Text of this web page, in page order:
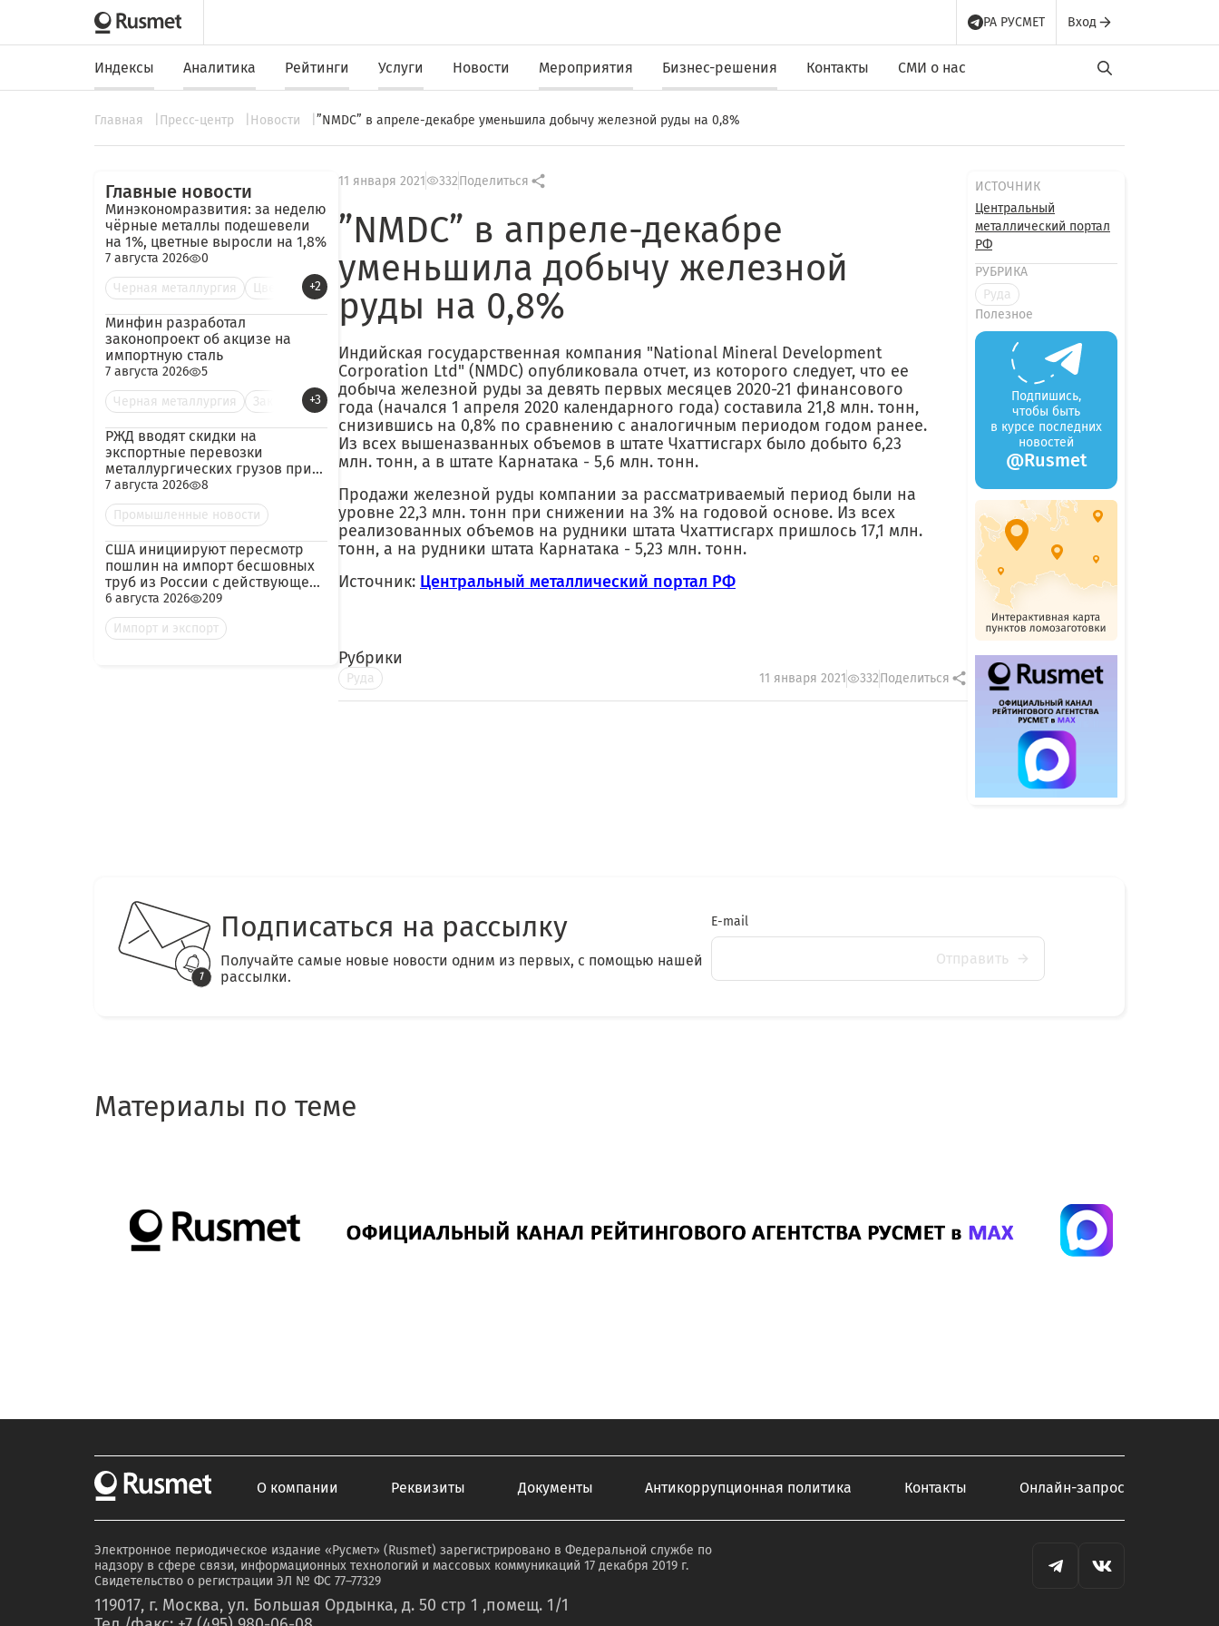
РА РУСМЕТ Вход
Индексы Аналитика Рейтинги Услуги Новости Мероприятия Бизнес-решения Контакты СМИ о нас
Главная Пресс-центр Новости ”NMDC” в апреле-декабре уменьшила добычу железной руды на 0,8%
Главные новости
Минэкономразвития: за неделю
чёрные металлы подешевели
на 1%, цветные выросли на 1,8%
7 августа 2026
0
Черная металлургия
Цве +2
Минфин разработал
законопроект об акцизе на
импортную сталь
7 августа 2026
5
Черная металлургия
Зак +3
РЖД вводят скидки на
экспортные перевозки
металлургических грузов при
гарантированных объёмах
7 августа 2026
8
Промышленные новости
США инициируют пересмотр
пошлин на импорт бесшовных
труб из России с действующей
ставкой 209,72%
6 августа 2026
209
Импорт и экспорт
11 января 2021 332Поделиться
”NMDC” в апреле-декабре
уменьшила добычу железной
руды на 0,8%
Индийская государственная компания "National Mineral Development
Corporation Ltd" (NMDC) опубликовала отчет, из которого следует, что ее
добыча железной руды за девять первых месяцев 2020-21 финансового
года (начался 1 апреля 2020 календарного года) составила 21,8 млн. тонн,
снизившись на 0,8% по сравнению с аналогичным периодом годом ранее.
Из всех вышеназванных объемов в штате Чхаттисгарх было добыто 6,23
млн. тонн, а в штате Карнатака - 5,6 млн. тонн.
Продажи железной руды компании за рассматриваемый период были на
уровне 22,3 млн. тонн при снижении на 3% на годовой основе. Из всех
реализованных объемов на рудники штата Чхаттисгарх пришлось 17,1 млн.
тонн, а на рудники штата Карнатака - 5,23 млн. тонн.
Источник: Центральный металлический портал РФ
Рубрики
Руда 11 января 2021 332Поделиться
ИСТОЧНИК
Центральный
металлический портал
РФ
РУБРИКА
Руда
Полезное
Подпишись,
чтобы быть
в курсе последних
новостей
@Rusmet
Подписаться на рассылку
Получайте самые новые новости одним из первых, с помощью нашей
рассылки.
E-mail
Отправить
Материалы по теме
О компании Реквизиты Документы Антикоррупционная политика Контакты Онлайн-запрос
Электронное периодическое издание «Русмет» (Rusmet) зарегистрировано в Федеральной службе по
надзору в сфере связи, информационных технологий и массовых коммуникаций 17 декабря 2019 г.
Свидетельство о регистрации ЭЛ № ФС 77–77329
119017, г. Москва, ул. Большая Ордынка, д. 50 стр 1 ,помещ. 1/1